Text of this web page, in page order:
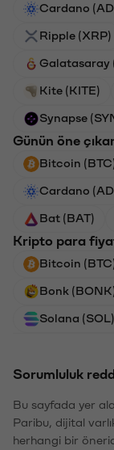
Cardano
Ripple (XRP)
Galatasaray
Kite (KITE)
Synapse
Günün öne
Bitcoin
Cardano
Bat (BAT)
Kripto para
Bitcoin
Bonk
Solana (SOL)
Sorumluluk
Bu sayfada yer
Paribu, dijital
herhangi bir